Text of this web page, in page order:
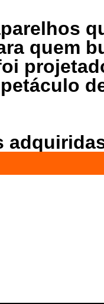
quem